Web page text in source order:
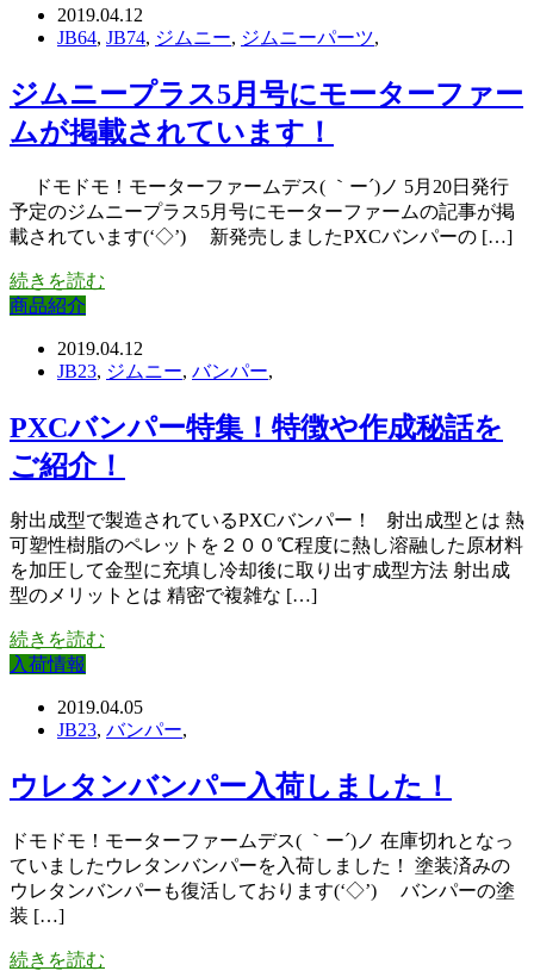
2019.04.12
JB64, JB74, ジムニー, ジムニーパーツ,
ジムニープラス5月号にモーターファー
ムが掲載されています！
ドモドモ！モーターファームデス( ｀ー´)ノ 5月20日発行
予定のジムニープラス5月号にモーターファームの記事が掲
載されています(‘◇’)ゞ 新発売しましたPXCバンパーの […]
続きを読む
商品紹介
2019.04.12
JB23, ジムニー, バンパー,
PXCバンパー特集！特徴や作成秘話を
ご紹介！
射出成型で製造されているPXCバンパー！ 射出成型とは 熱
可塑性樹脂のペレットを２００℃程度に熱し溶融した原材料
を加圧して金型に充填し冷却後に取り出す成型方法 射出成
型のメリットとは 精密で複雑な […]
続きを読む
入荷情報
2019.04.05
JB23, バンパー,
ウレタンバンパー入荷しました！
ドモドモ！モーターファームデス( ｀ー´)ノ 在庫切れとなっ
ていましたウレタンバンパーを入荷しました！ 塗装済みの
ウレタンバンパーも復活しております(‘◇’)ゞ バンパーの塗
装 […]
続きを読む